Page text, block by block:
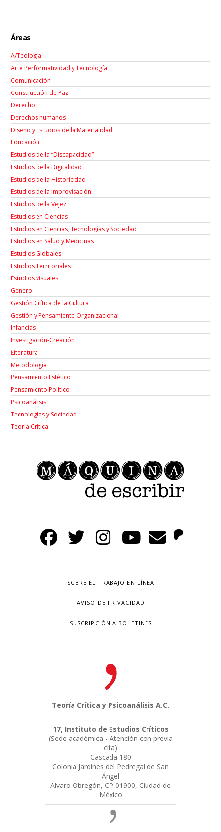
Áreas
A/Teología
Arte Performatividad y Tecnología
Comunicación
Construcción de Paz
Derecho
Derechos humanos
Diseño y Estudios de la Materialidad
Educación
Estudios de la “Discapacidad”
Estudios de la Digitalidad
Estudios de la Historicidad
Estudios de la Improvisación
Estudios de la Vejez
Estudios en Ciencias
Estudios en Ciencias, Tecnologías y Sociedad
Estudios en Salud y Medicinas
Estudios Globales
Estudios Territoriales
Estudios visuales
Género
Gestión Crítica de la Cultura
Gestión y Pensamiento Organizacional
Infancias
Investigación-Creación
Łiteratura
Metodología
Pensamiento Estético
Pensamiento Político
Psicoanálisis
Tecnologías y Sociedad
Teoría Crítica
SOBRE EL TRABAJO EN LÍNEA
AVISO DE PRIVACIDAD
SUSCRIPCIÓN A BOLETINES
Teoría Crítica y Psicoanálisis A.C.
17, Instituto de Estudios Críticos
(Sede académica - Atención con previa
cita)
Cascada 180
Colonia Jardínes del Pedregal de San
Ángel
Alvaro Obregón, CP 01900, Ciudad de
México